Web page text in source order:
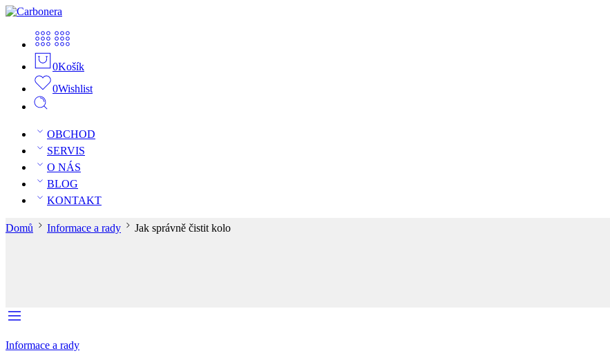
0Košík
0Wishlist
OBCHOD
SERVIS
O NÁS
BLOG
KONTAKT
Domů Informace a rady Jak správně čistit kolo
Informace a rady